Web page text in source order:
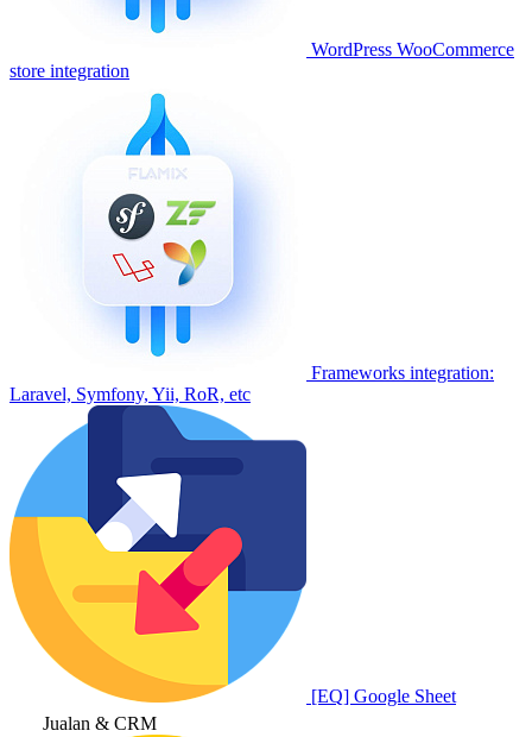
WordPress WooCommerce
store integration
Frameworks integration:
Laravel, Symfony, Yii, RoR, etc
[EQ] Google Sheet
Jualan & CRM